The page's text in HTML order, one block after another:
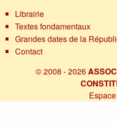
Librairie
Textes fondamentaux
Grandes dates de la
Contact
© 2008 - 2026